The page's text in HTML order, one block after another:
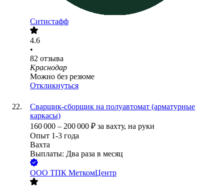
Ситистафф
4.6
•
82 отзыва
Краснодар
Можно без резюме
Откликнуться
Сварщик-сборщик на полуавтомат (арматурные
каркасы)
160 000 – 200 000 ₽ за вахту, на руки
Опыт 1-3 года
Вахта
Выплаты: Два раза в месяц
ООО ТПК МеткомЦентр